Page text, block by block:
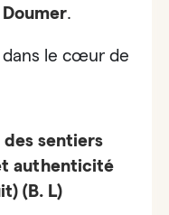
Doumer.
dans le cœur de
des sentiers
authenticité
(B. L)